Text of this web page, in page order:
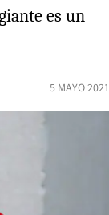
es un
5 MAYO 2021